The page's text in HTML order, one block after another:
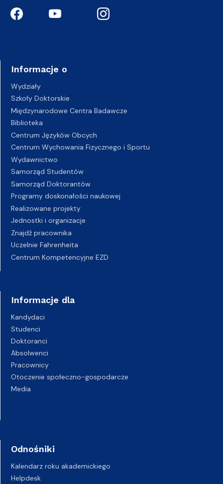
Informacje o
Wydziały
Szkoły Doktorskie
Międzynarodowe Centra Badawcze
Biblioteka
Centrum Języków Obcych
Centrum Wychowania Fizycznego i Sportu
Wydawnictwo
Samorząd Studentów
Samorząd Doktorantów
Programy doskonałości naukowej
Realizowane projekty
Jednostki i organizacje
Znajdź pracownika
Uczelnie Fahrenheita
Centrum Kompetencyjne EZD
Informacje dla
Kandydaci
Studenci
Doktoranci
Absolwenci
Pracownicy
Otoczenie społeczno-gospodarcze
Media
Odnośniki
Kalendarz roku akademickiego
Helpdesk